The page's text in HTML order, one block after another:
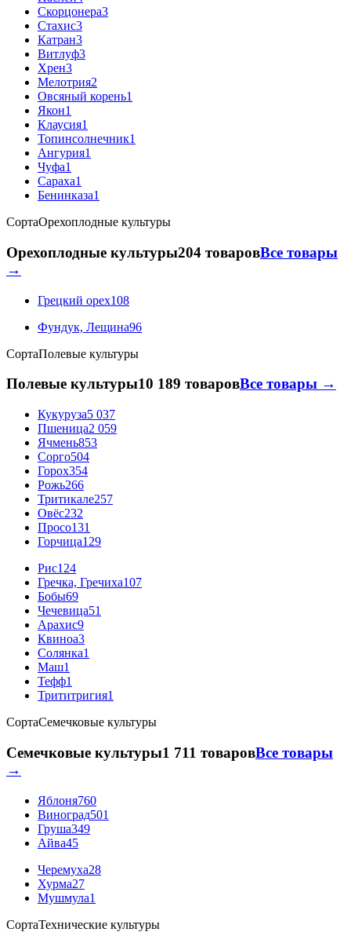
Скорцонера3
Стахис3
Катран3
Витлуф3
Хрен3
Мелотрия2
Овсяный корень1
Якон1
Клаусия1
Топинсолнечник1
Ангурия1
Чуфа1
Сараха1
Бенинказа1
СортаОрехоплодные культуры
Орехоплодные культуры204 товаровВсе товары
→
Грецкий орех108
Фундук, Лещина96
СортаПолевые культуры
Полевые культуры10 189 товаровВсе товары →
Кукуруза5 037
Пшеница2 059
Ячмень853
Сорго504
Горох354
Рожь266
Тритикале257
Овёс232
Просо131
Горчица129
Рис124
Гречка, Гречиха107
Бобы69
Чечевица51
Арахис9
Квиноа3
Солянка1
Маш1
Тефф1
Трититригия1
СортаСемечковые культуры
Семечковые культуры1 711 товаровВсе товары
→
Яблоня760
Виноград501
Груша349
Айва45
Черемуха28
Хурма27
Мушмула1
СортаТехнические культуры